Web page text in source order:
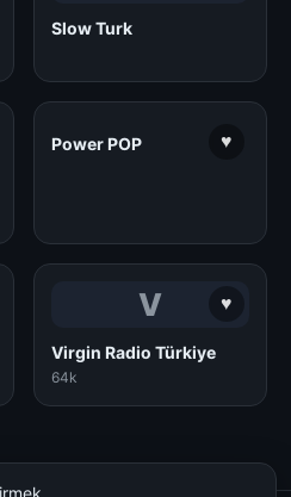
Slow Turk
♥
Power POP
♥
V
Virgin Radio Türkiye
64k